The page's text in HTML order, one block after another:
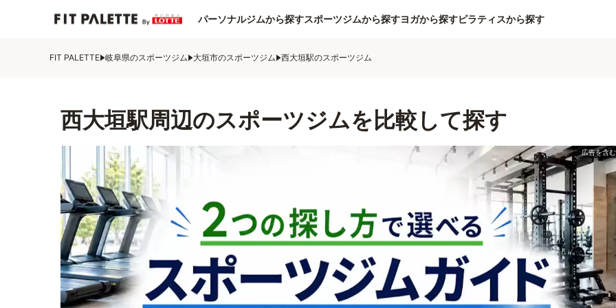
パーソナルジムから探すスポーツジムから探すヨガから探すピラティスから探す
FIT PALETTE 岐阜県のスポーツジム 大垣市のスポーツジム 西大垣駅のスポーツジム
西大垣駅周辺のスポーツジムを比較して探す